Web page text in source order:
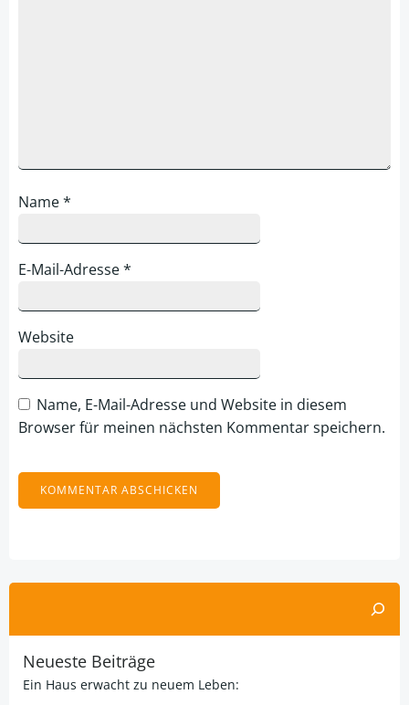
Name*
E-Mail-Adresse*
Website
Name, E-Mail-Adresse und Website in diesem
Browser für meinen nächsten Kommentar speichern.
Neueste Beiträge
Ein Haus erwacht zu neuem Leben: